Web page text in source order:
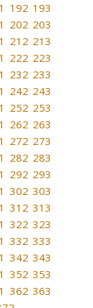
192 193
202 203
212 213
222 223
232 233
242 243
252 253
262 263
272 273
282 283
292 293
302 303
312 313
322 323
332 333
342 343
352 353
362 363